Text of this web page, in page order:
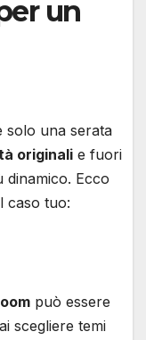
un
solo una serata
originali e fuori
Ecco
caso tuo:
può essere
scegliere temi